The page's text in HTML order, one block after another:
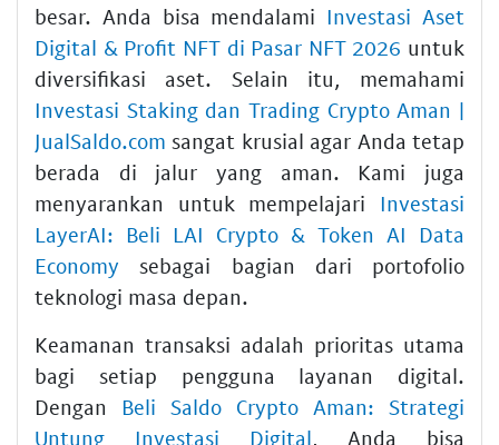
besar. Anda bisa mendalami Investasi Aset
Digital & Profit NFT di Pasar NFT 2026 untuk
diversifikasi aset. Selain itu, memahami
Investasi Staking dan Trading Crypto Aman |
JualSaldo.com sangat krusial agar Anda tetap
berada di jalur yang aman. Kami juga
menyarankan untuk mempelajari Investasi
LayerAI: Beli LAI Crypto & Token AI Data
Economy sebagai bagian dari portofolio
teknologi masa depan.
Keamanan transaksi adalah prioritas utama
bagi setiap pengguna layanan digital.
Dengan Beli Saldo Crypto Aman: Strategi
Untung Investasi Digital, Anda bisa